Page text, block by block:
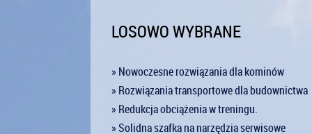
LOSOWO WYBRANE
» Nowoczesne rozwiązania dla kominów
» Rozwiązania transportowe dla budownictwa
» Redukcja obciążenia w treningu.
» Solidna szafka na narzędzia serwisowe